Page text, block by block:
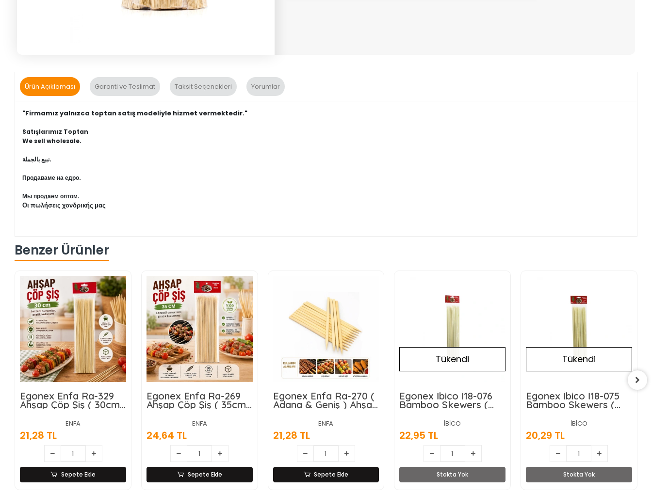
Ürün Açıklaması Garanti ve Teslimat Taksit Seçenekleri Yorumlar
"Firmamız yalnızca toptan satış modeliyle hizmet vermektedir."
Satışlarımız Toptan
We sell wholesale.
نبيع بالجملة.
Продаваме на едро.
Мы продаем оптом.
Οι πωλήσεις χονδρικής μας
Benzer Ürünler
Egonex Enfa Ra-329
Ahşap Çöp Şiş ( 30cm
) ( 46pcs )*10x20
ENFA
21,28 TL
Sepete Ekle
Egonex Enfa Ra-269
Ahşap Çöp Şiş ( 35cm
) ( 46pcs )*10x20
ENFA
24,64 TL
Sepete Ekle
Egonex Enfa Ra-270 (
Adana & Geniş ) Ahşap
Çöp Şiş ( 25cm )*10x20
ENFA
21,28 TL
Sepete Ekle
Tükendi
Egonex İbico İ18-076
Bamboo Skewers (
Adana ) Ahşap Çöp Şiş
( 20pcs )*12x20
İBİCO
22,95 TL
Stokta Yok
Tükendi
Egonex İbico İ18-075
Bamboo Skewers (
Adana ) Ahşap Çöp Şiş
( 20pcs )*12x20
İBİCO
20,29 TL
Stokta Yok